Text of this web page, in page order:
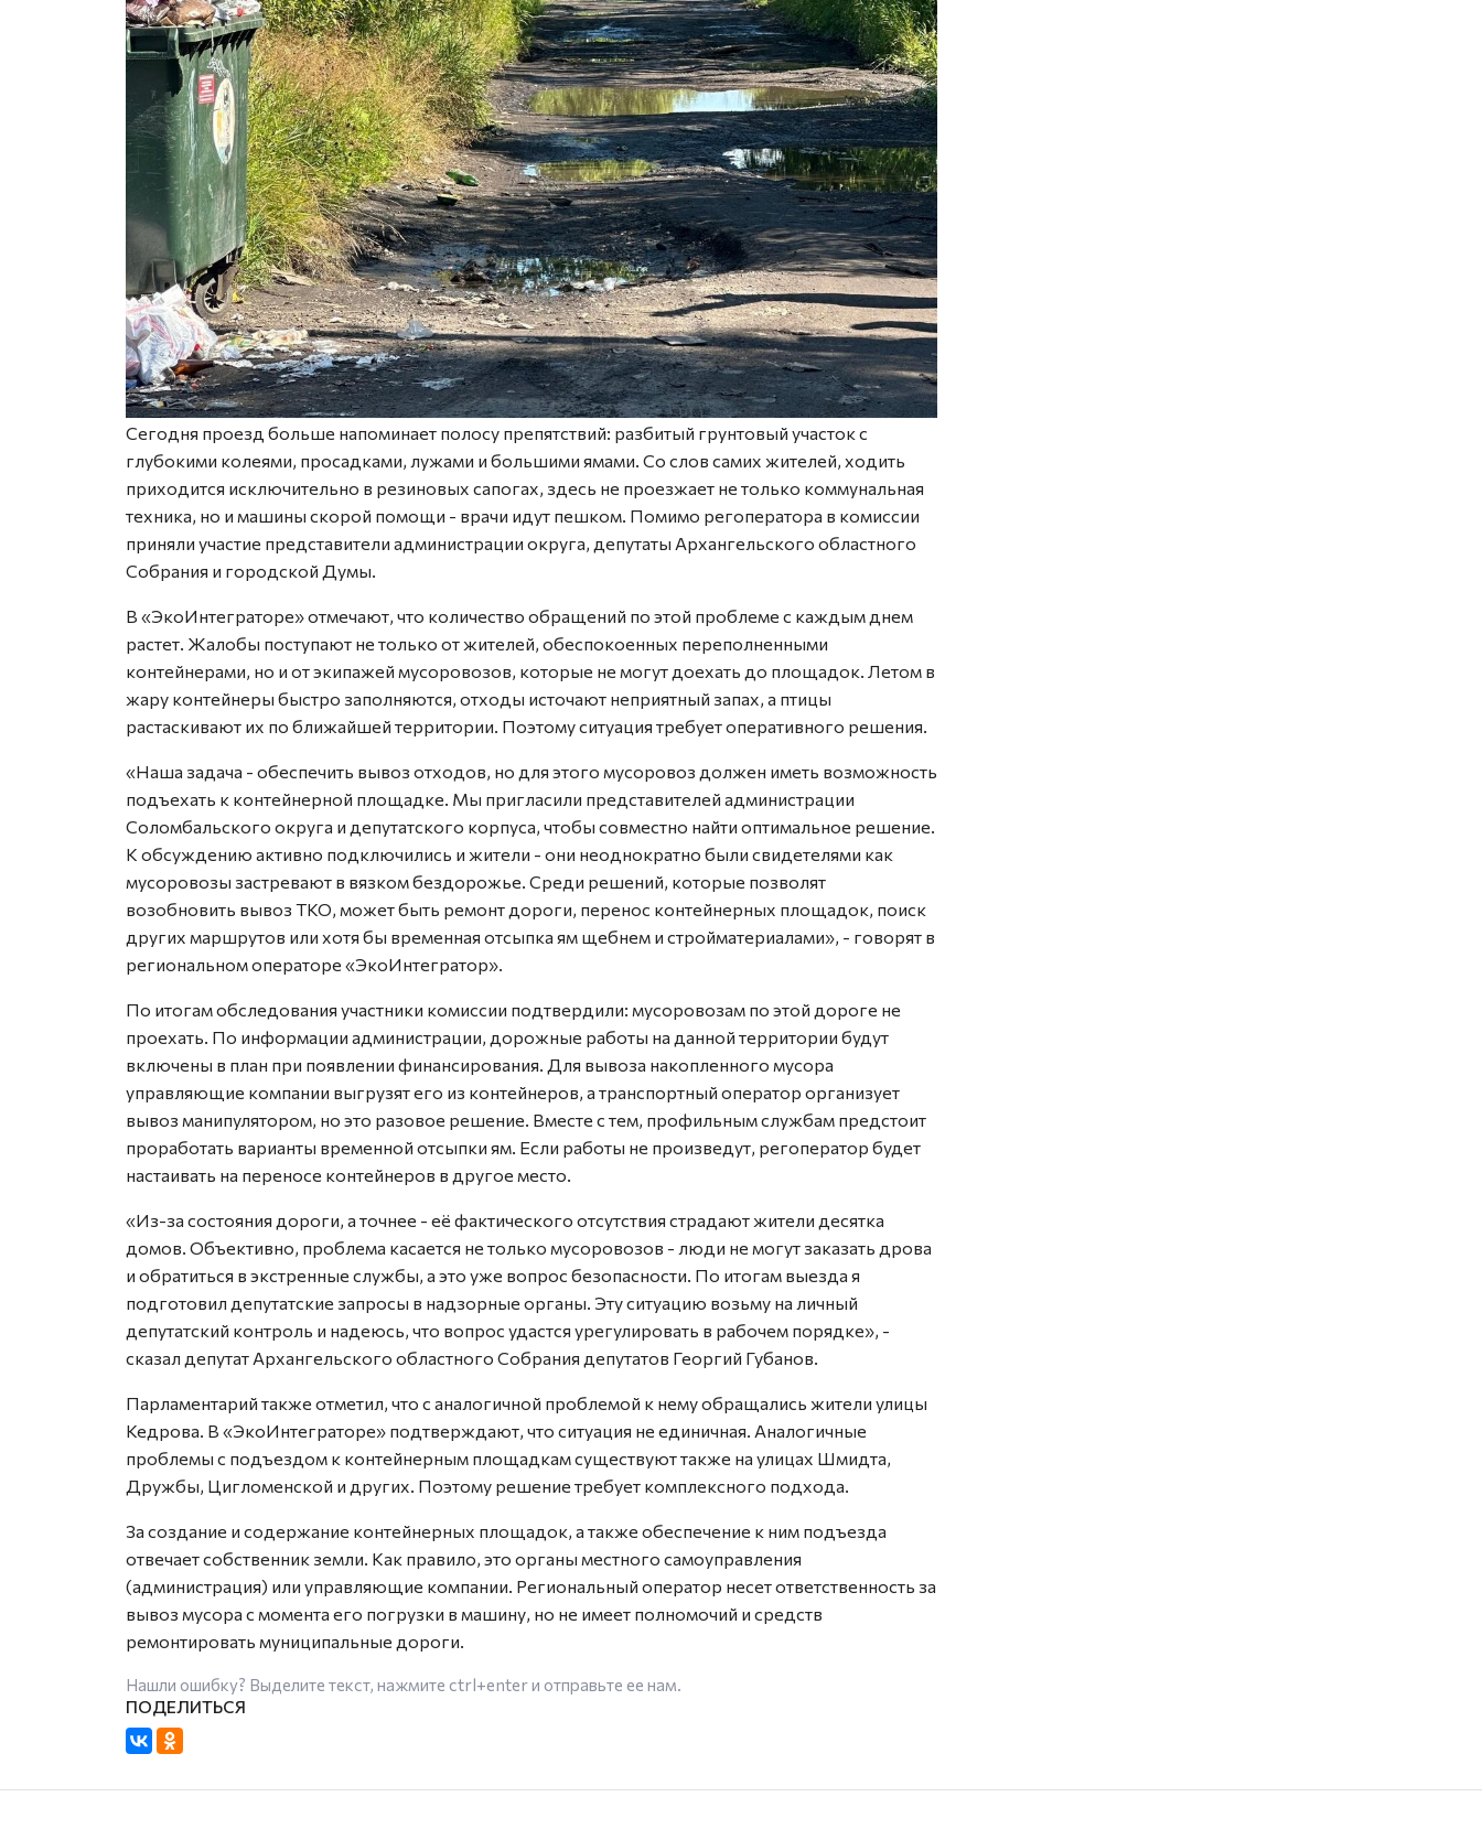
Сегодня проезд больше напоминает полосу препятствий: разбитый грунтовый участок с
глубокими колеями, просадками, лужами и большими ямами. Со слов самих жителей, ходить
приходится исключительно в резиновых сапогах, здесь не проезжает не только коммунальная
техника, но и машины скорой помощи - врачи идут пешком. Помимо регоператора в комиссии
приняли участие представители администрации округа, депутаты Архангельского областного
Собрания и городской Думы.
В «ЭкоИнтеграторе» отмечают, что количество обращений по этой проблеме с каждым днем
растет. Жалобы поступают не только от жителей, обеспокоенных переполненными
контейнерами, но и от экипажей мусоровозов, которые не могут доехать до площадок. Летом в
жару контейнеры быстро заполняются, отходы источают неприятный запах, а птицы
растаскивают их по ближайшей территории. Поэтому ситуация требует оперативного решения.
«Наша задача - обеспечить вывоз отходов, но для этого мусоровоз должен иметь возможность
подъехать к контейнерной площадке. Мы пригласили представителей администрации
Соломбальского округа и депутатского корпуса, чтобы совместно найти оптимальное решение.
К обсуждению активно подключились и жители - они неоднократно были свидетелями как
мусоровозы застревают в вязком бездорожье. Среди решений, которые позволят
возобновить вывоз ТКО, может быть ремонт дороги, перенос контейнерных площадок, поиск
других маршрутов или хотя бы временная отсыпка ям щебнем и стройматериалами», - говорят в
региональном операторе «ЭкоИнтегратор».
По итогам обследования участники комиссии подтвердили: мусоровозам по этой дороге не
проехать. По информации администрации, дорожные работы на данной территории будут
включены в план при появлении финансирования. Для вывоза накопленного мусора
управляющие компании выгрузят его из контейнеров, а транспортный оператор организует
вывоз манипулятором, но это разовое решение. Вместе с тем, профильным службам предстоит
проработать варианты временной отсыпки ям. Если работы не произведут, регоператор будет
настаивать на переносе контейнеров в другое место.
«Из-за состояния дороги, а точнее - её фактического отсутствия страдают жители десятка
домов. Объективно, проблема касается не только мусоровозов - люди не могут заказать дрова
и обратиться в экстренные службы, а это уже вопрос безопасности. По итогам выезда я
подготовил депутатские запросы в надзорные органы. Эту ситуацию возьму на личный
депутатский контроль и надеюсь, что вопрос удастся урегулировать в рабочем порядке», -
сказал депутат Архангельского областного Собрания депутатов Георгий Губанов.
Парламентарий также отметил, что с аналогичной проблемой к нему обращались жители улицы
Кедрова. В «ЭкоИнтеграторе» подтверждают, что ситуация не единичная. Аналогичные
проблемы с подъездом к контейнерным площадкам существуют также на улицах Шмидта,
Дружбы, Цигломенской и других. Поэтому решение требует комплексного подхода.
За создание и содержание контейнерных площадок, а также обеспечение к ним подъезда
отвечает собственник земли. Как правило, это органы местного самоуправления
(администрация) или управляющие компании. Региональный оператор несет ответственность за
вывоз мусора с момента его погрузки в машину, но не имеет полномочий и средств
ремонтировать муниципальные дороги.
Нашли ошибку? Выделите текст, нажмите ctrl+enterи отправьте ее нам.